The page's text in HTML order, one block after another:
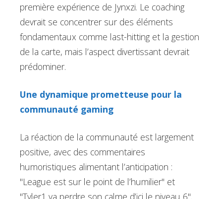
première expérience de Jynxzi. Le coaching
devrait se concentrer sur des éléments
fondamentaux comme last-hitting et la gestion
de la carte, mais l’aspect divertissant devrait
prédominer.
Une dynamique prometteuse pour la
communauté gaming
La réaction de la communauté est largement
positive, avec des commentaires
humoristiques alimentant l’anticipation :
"League est sur le point de l’humilier" et